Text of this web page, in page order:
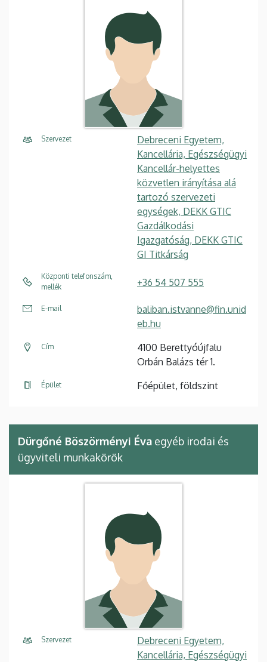
Szervezet
Debreceni Egyetem,
Kancellária, Egészségügyi
Kancellár-helyettes
közvetlen irányítása alá
tartozó szervezeti
egységek, DEKK GTIC
Gazdálkodási
Igazgatóság, DEKK GTIC
GI Titkárság
Központi telefonszám,
mellék
+36 54 507 555
E-mail
baliban.istvanne@fin.unid
eb.hu
Cím
4100 Berettyóújfalu
Orbán Balázs tér 1.
Épület Főépület, földszint
Dürgőné Böszörményi Éva egyéb irodai és
ügyviteli munkakörök
Szervezet
Debreceni Egyetem,
Kancellária, Egészségügyi